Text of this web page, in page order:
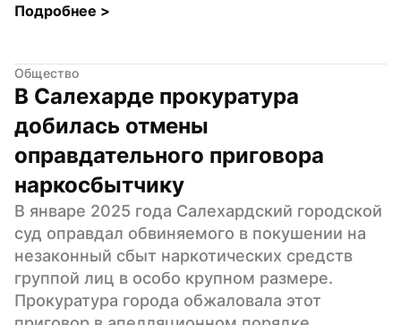
Подробнее >
Общество
В Салехарде прокуратура
добилась отмены
оправдательного приговора
наркосбытчику
В январе 2025 года Салехардский городской
суд оправдал обвиняемого в покушении на
незаконный сбыт наркотических средств
группой лиц в особо крупном размере.
Прокуратура города обжаловала этот